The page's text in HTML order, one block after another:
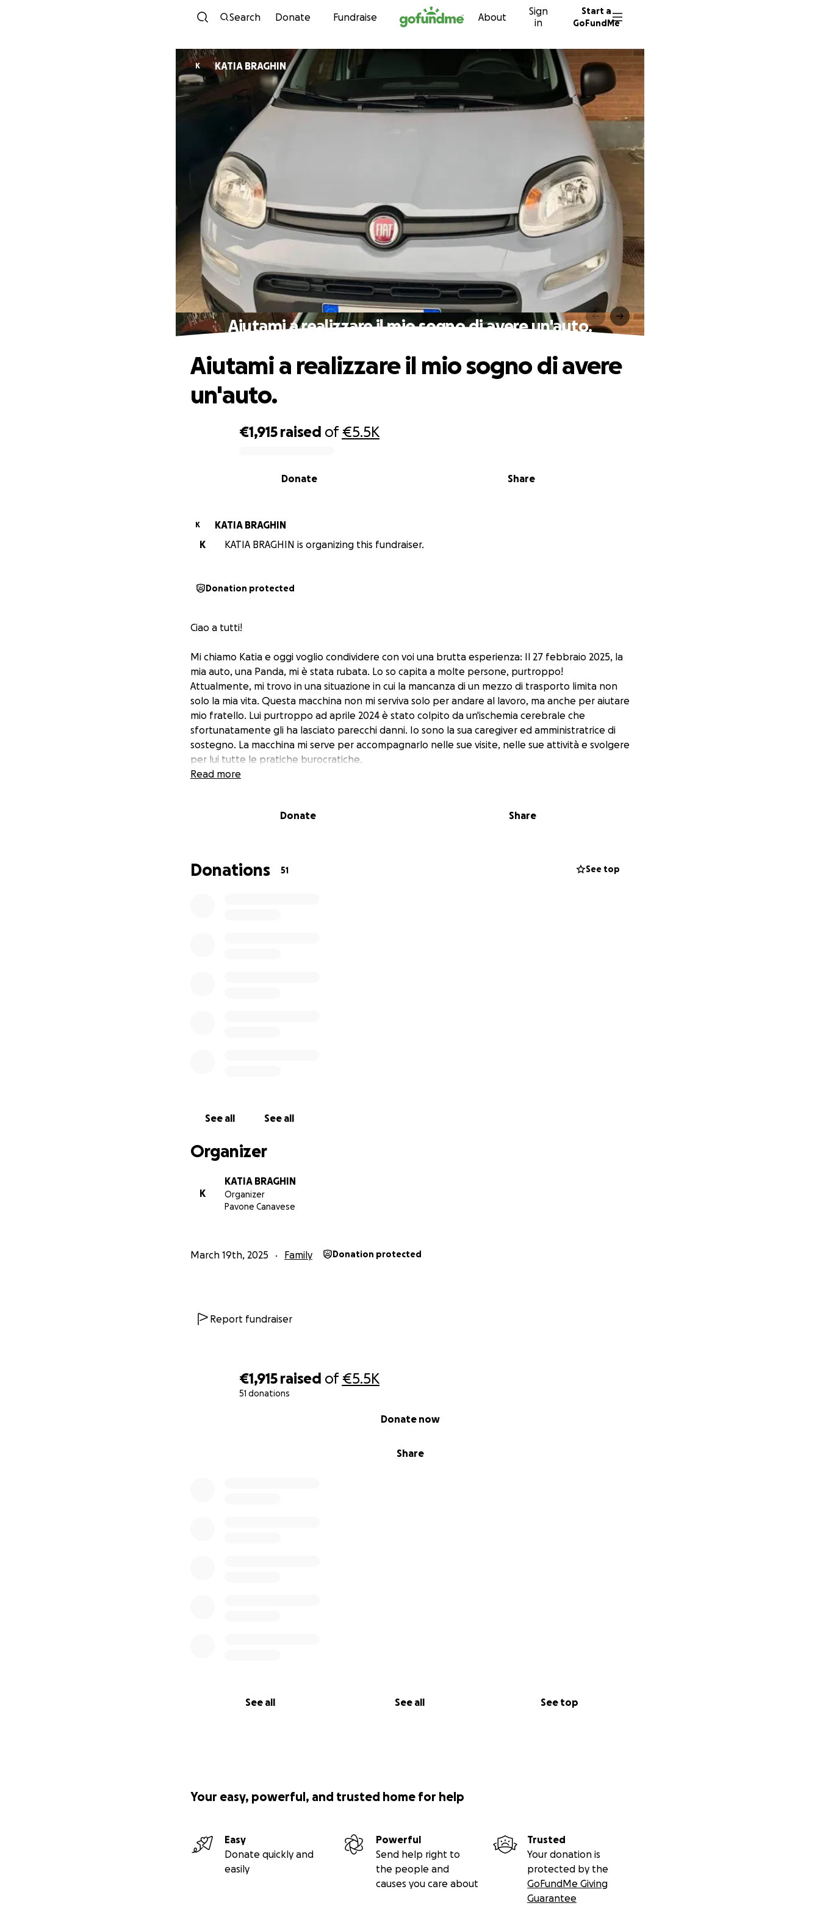
Skip to content
Search Donate Fundraise About
Sign
in
Start a
GoFundMe
€1,915 raised of€5.5K
51 donations
Share
Donate now
See all See all See top
K KATIA BRAGHIN
Aiutami a realizzare il mio sogno di avere un'auto.
€1,915 raised of€5.5K
Share
Donate
Aiutami a realizzare il mio sogno di avere
un'auto.
K
KATIA BRAGHIN
K
KATIA BRAGHIN is organizing this fundraiser.
Donation protected
Ciao a tutti!
Mi chiamo Katia e oggi voglio condividere con voi una brutta esperienza: Il 27 febbraio 2025, la
mia auto, una Panda, mi è stata rubata. Lo so capita a molte persone, purtroppo!
Attualmente, mi trovo in una situazione in cui la mancanza di un mezzo di trasporto limita non
solo la mia vita. Questa macchina non mi serviva solo per andare al lavoro, ma anche per aiutare
mio fratello. Lui purtroppo ad aprile 2024 è stato colpito da un'ischemia cerebrale che
sfortunatamente gli ha lasciato parecchi danni. Io sono la sua caregiver ed amministratrice di
sostegno. La macchina mi serve per accompagnarlo nelle sue visite, nelle sue attività e svolgere
per lui tutte le pratiche burocratiche.
Purtroppo non riesco a coprire l'intero costo dell’acquisto di un’auto da sola. Ecco perché ho
Ogni piccolo contributo fa la differenza e mi avvicina al mio desiderio. Se non puoi contribuire
Grazie di cuore per il vostro supporto!
Read more
Donate Share
Donations 51 See top
See all See all
Organizer
K
KATIA BRAGHIN
Organizer
Pavone Canavese
March 19th, 2025 Family Donation protected
Report fundraiser
Your easy, powerful, and trusted home for help
Easy
Donate quickly and
easily
Powerful
Send help right to
the people and
causes you care about
Trusted
Your donation is
protected by the
GoFundMe Giving
Guarantee